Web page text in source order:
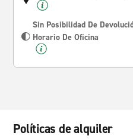
Sin Posibilidad De
Horario De Oficina
Políticas de alquiler